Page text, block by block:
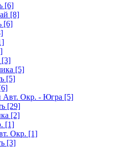
[6]
[8]
[6]
[3]
[5]
[5]
Авт. Окр. - Югра [5]
[29]
[2]
[1]
Окр. [1]
[3]